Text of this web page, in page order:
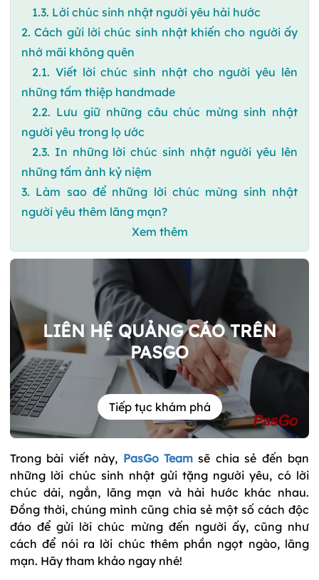
1.3. Lời chúc sinh nhật người yêu hài hước
2. Cách gửi lời chúc sinh nhật khiến cho người ấy
nhớ mãi không quên
2.1. Viết lời chúc sinh nhật cho người yêu lên
những tấm thiệp handmade
2.2. Lưu giữ những câu chúc mừng sinh nhật
người yêu trong lọ ước
2.3. In những lời chúc sinh nhật người yêu lên
những tấm ảnh kỷ niệm
3. Làm sao để những lời chúc mừng sinh nhật
người yêu thêm lãng mạn?
Xem thêm
LIÊN HỆ QUẢNG CÁO TRÊN
PASGO
Tiếp tục khám phá
Trong bài viết này, PasGo Team sẽ chia sẻ đến bạn
những lời chúc sinh nhật gửi tặng người yêu, có lời
chúc dài, ngắn, lãng mạn và hài hước khác nhau.
Đồng thời, chúng mình cũng chia sẻ một số cách độc
đáo để gửi lời chúc mừng đến người ấy, cũng như
cách để nói ra lời chúc thêm phần ngọt ngào, lãng
mạn. Hãy tham khảo ngay nhé!